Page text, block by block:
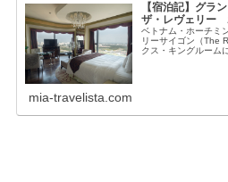
【宿泊記】グラ
ザ・レヴェリー
ベトナム・ホーチミ
リーサイゴン（The
クス・キングルーム
mia-travelista.com